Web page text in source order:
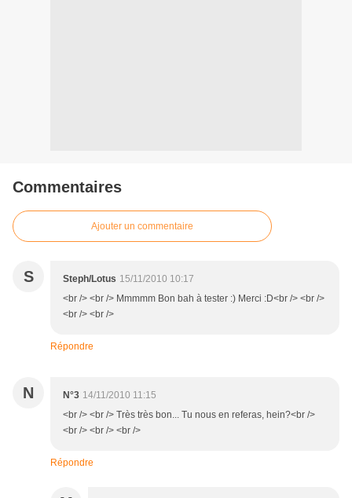
Commentaires
Ajouter un commentaire
S Steph/Lotus 15/11/2010 10:17
<br /> <br /> Mmmmm Bon bah à tester :) Merci :D<br /> <br />
<br /> <br />
Répondre
N N°3 14/11/2010 11:15
<br /> <br /> Très très bon... Tu nous en referas, hein?<br />
<br /> <br /> <br />
Répondre